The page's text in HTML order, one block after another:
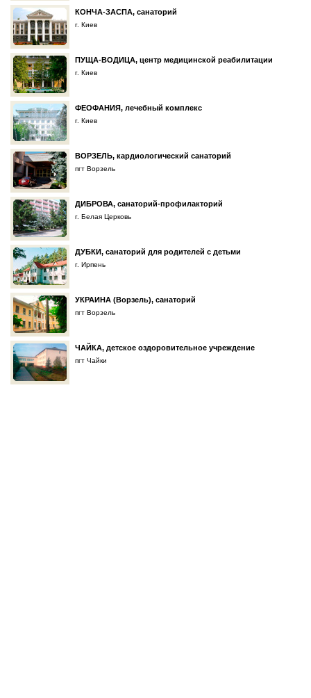
КОНЧА-ЗАСПА, санаторий
г. Киев
ПУЩА-ВОДИЦА, центр медицинской реабилитации
г. Киев
ФЕОФАНИЯ, лечебный комплекс
г. Киев
ВОРЗЕЛЬ, кардиологический санаторий
пгт Ворзель
ДИБРОВА, санаторий-профилакторий
г. Белая Церковь
ДУБКИ, санаторий для родителей с детьми
г. Ирпень
УКРАИНА (Ворзель), санаторий
пгт Ворзель
ЧАЙКА, детское оздоровительное учреждение
пгт Чайки